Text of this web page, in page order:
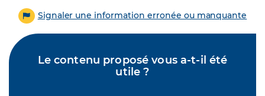
Signaler une information erronée ou manquante
Le contenu proposé vous a-t-il été
utile ?